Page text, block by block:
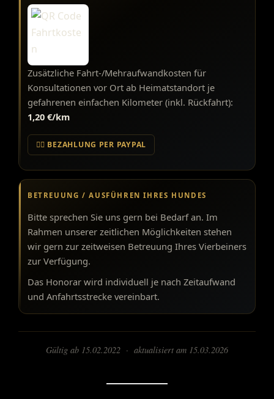
Zusätzliche Fahrt-/Mehraufwandkosten für
Konsultationen vor Ort ab Heimatstandort je
gefahrenen einfachen Kilometer (inkl. Rückfahrt):
1,20 €/km
👉🏼 BEZAHLUNG PER PAYPAL
BETREUUNG / AUSFÜHREN IHRES HUNDES
Bitte sprechen Sie uns gern bei Bedarf an. Im
Rahmen unserer zeitlichen Möglichkeiten stehen
wir gern zur zeitweisen Betreuung Ihres Vierbeiners
zur Verfügung.
Das Honorar wird individuell je nach Zeitaufwand
und Anfahrtsstrecke vereinbart.
Gültig ab 15.02.2022 · aktualisiert am 15.03.2026